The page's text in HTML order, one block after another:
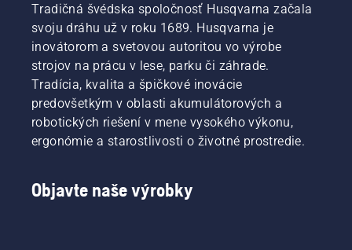
Tradičná švédska spoločnosť Husqvarna začala
svoju dráhu už v roku 1689. Husqvarna je
inovátorom a svetovou autoritou vo výrobe
strojov na prácu v lese, parku či záhrade.
Tradícia, kvalita a špičkové inovácie
predovšetkým v oblasti akumulátorových a
robotických riešení v mene vysokého výkonu,
ergonómie a starostlivosti o životné prostredie.
Objavte naše výrobky